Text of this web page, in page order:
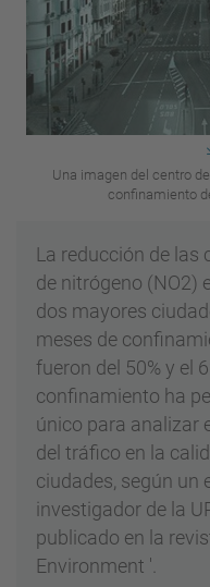
Una imagen del centro
confinamiento
La reducción de las
de nitrógeno (NO2)
dos mayores
meses de
fueron del 50% y el
confinamiento ha
único para analizar
del tráfico en la
ciudades, según un
investigador de la
publicado en la
Environment '.